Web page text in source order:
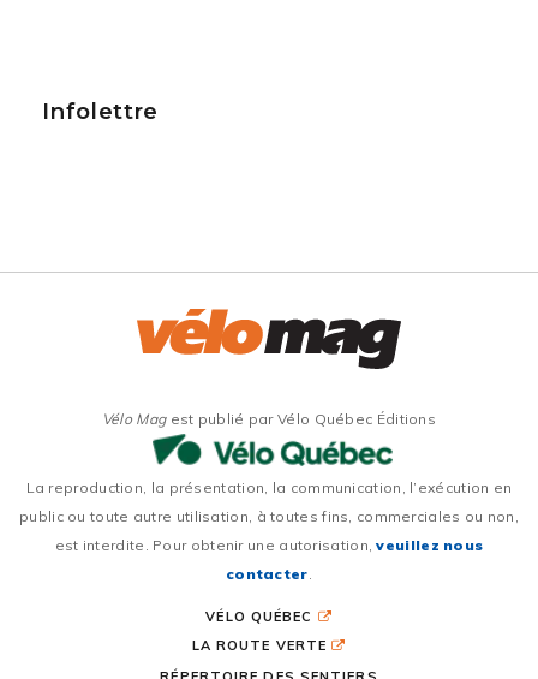
Infolettre
Vélo Magest publié par Vélo Québec Éditions
La reproduction, la présentation, la communication, l’exécution en
public ou toute autre utilisation, à toutes fins, commerciales ou non,
est interdite. Pour obtenir une autorisation,veuillez nous
contacter
VÉLO QUÉBEC
LA ROUTE VERTE